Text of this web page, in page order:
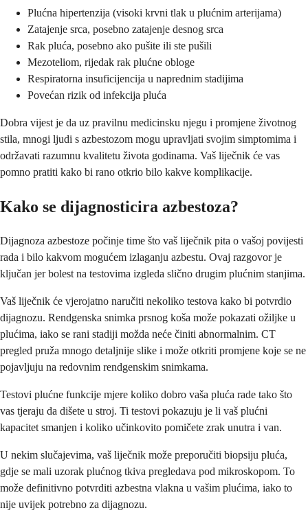
Plućna hipertenzija (visoki krvni tlak u plućnim arterijama)
Zatajenje srca, posebno zatajenje desnog srca
Rak pluća, posebno ako pušite ili ste pušili
Mezoteliom, rijedak rak plućne obloge
Respiratorna insuficijencija u naprednim stadijima
Povećan rizik od infekcija pluća
Dobra vijest je da uz pravilnu medicinsku njegu i promjene životnog
stila, mnogi ljudi s azbestozom mogu upravljati svojim simptomima i
održavati razumnu kvalitetu života godinama. Vaš liječnik će vas
pomno pratiti kako bi rano otkrio bilo kakve komplikacije.
Kako se dijagnosticira azbestoza?
Dijagnoza azbestoze počinje time što vaš liječnik pita o vašoj povijesti
rada i bilo kakvom mogućem izlaganju azbestu. Ovaj razgovor je
ključan jer bolest na testovima izgleda slično drugim plućnim stanjima.
Vaš liječnik će vjerojatno naručiti nekoliko testova kako bi potvrdio
dijagnozu. Rendgenska snimka prsnog koša može pokazati ožiljke u
plućima, iako se rani stadiji možda neće činiti abnormalnim. CT
pregled pruža mnogo detaljnije slike i može otkriti promjene koje se ne
pojavljuju na redovnim rendgenskim snimkama.
Testovi plućne funkcije mjere koliko dobro vaša pluća rade tako što
vas tjeraju da dišete u stroj. Ti testovi pokazuju je li vaš plućni
kapacitet smanjen i koliko učinkovito pomičete zrak unutra i van.
U nekim slučajevima, vaš liječnik može preporučiti biopsiju pluća,
gdje se mali uzorak plućnog tkiva pregledava pod mikroskopom. To
može definitivno potvrditi azbestna vlakna u vašim plućima, iako to
nije uvijek potrebno za dijagnozu.